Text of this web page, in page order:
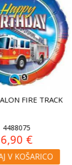
FIRE TRACK
€
KOŠARICO